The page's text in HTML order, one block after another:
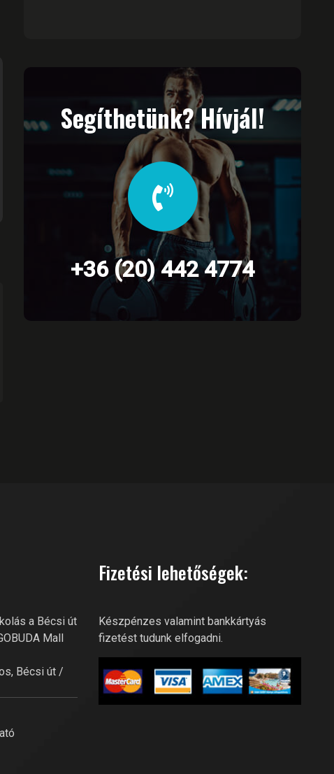
Segíthetünk? Hívjál!
+36 (20) 442 4774
a Bécsi út
Mall
Bécsi út /
Fizetési lehetőségek:
Készpénzes valamint bankkártyás
fizetést tudunk elfogadni.
tól!